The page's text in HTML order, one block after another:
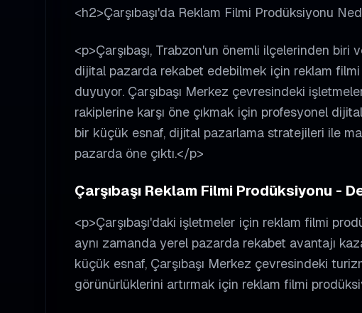
<h2>Çarşıbaşı'da Reklam Filmi Prodüksiyonu
<p>Çarşıbaşı, Trabzon'un önemli ilçelerinden
dijital pazarda rekabet edebilmek için reklam
duyuyor. Çarşıbaşı Merkez çevresindeki
rakiplerine karşı öne çıkmak için profesyonel
bir küçük esnaf, dijital pazarlama stratejileri ile
pazarda öne çıktı.</p>
Çarşıbaşı Reklam Filmi Prodüksiyonu -
<p>Çarşıbaşı'daki işletmeler için reklam filmi
aynı zamanda yerel pazarda rekabet avantajı
küçük esnaf, Çarşıbaşı Merkez çevresindeki
görünürlüklerini artırmak için reklam filmi